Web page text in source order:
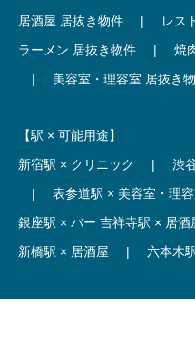
居酒屋 居抜き物件
|
レス
ラーメン 居抜き物件
| 焼
|
美容室・理容室 居抜き
【駅 × 可能用途】
新宿駅 × クリニック
| 渋
|
表参道駅 × 美容室・理
銀座駅 × バー 吉祥寺駅 × 居酒
新橋駅 × 居酒屋
| 六本木